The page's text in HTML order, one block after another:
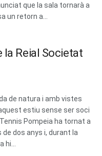
que la sala tornarà a
un retorn a...
la Reial Societat
de natura i amb vistes
estiu sense ser soci
Pompeia ha tornat a
dos anys i, durant la